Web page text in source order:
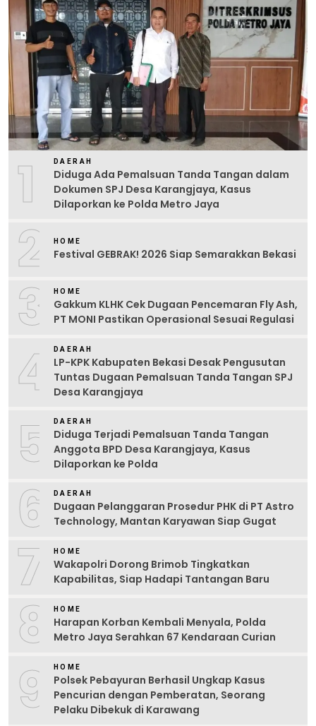
1 DAERAH
Diduga Ada Pemalsuan Tanda Tangan dalam
Dokumen SPJ Desa Karangjaya, Kasus
Dilaporkan ke Polda Metro Jaya
2 HOME
Festival GEBRAK! 2026 Siap Semarakkan Bekasi
3 HOME
Gakkum KLHK Cek Dugaan Pencemaran Fly Ash,
PT MONI Pastikan Operasional Sesuai Regulasi
4 DAERAH
LP-KPK Kabupaten Bekasi Desak Pengusutan
Tuntas Dugaan Pemalsuan Tanda Tangan SPJ
Desa Karangjaya
5 DAERAH
Diduga Terjadi Pemalsuan Tanda Tangan
Anggota BPD Desa Karangjaya, Kasus
Dilaporkan ke Polda
6 DAERAH
Dugaan Pelanggaran Prosedur PHK di PT Astro
Technology, Mantan Karyawan Siap Gugat
7 HOME
Wakapolri Dorong Brimob Tingkatkan
Kapabilitas, Siap Hadapi Tantangan Baru
8 HOME
Harapan Korban Kembali Menyala, Polda
Metro Jaya Serahkan 67 Kendaraan Curian
9 HOME
Polsek Pebayuran Berhasil Ungkap Kasus
Pencurian dengan Pemberatan, Seorang
Pelaku Dibekuk di Karawang